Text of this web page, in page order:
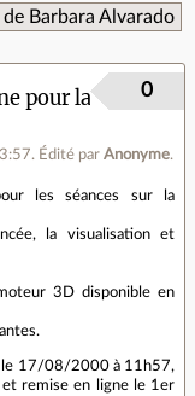
Barbara Alvarado
pour la
. Édité par Anonyme.
0
les séances sur la
la visualisation et
3D disponible en
le 17/08/2000 à 11h57,
remise en ligne le 1er